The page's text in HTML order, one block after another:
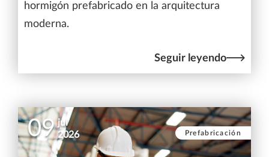
hormigón prefabricado en la arquitectura
moderna.
Seguir leyendo
09 jul
2026
Prefabricación